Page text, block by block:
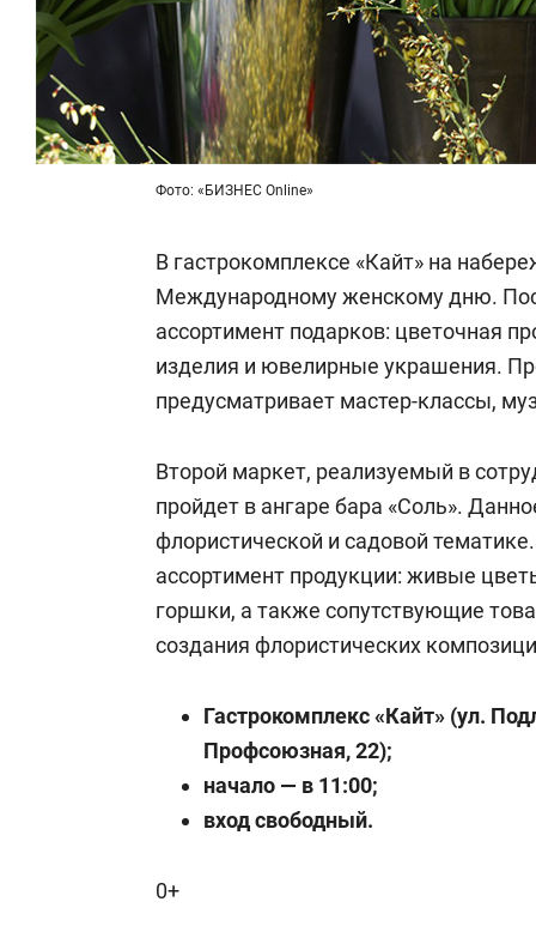
Фото: «БИЗНЕС Online»
В гастрокомплексе «Кайт» на
Международному женскому дню.
ассортимент подарков: цветочная
изделия и ювелирные украшения.
предусматривает мастер-классы,
Второй маркет, реализуемый в
пройдет в ангаре бара «Соль».
флористической и садовой
ассортимент продукции: живые
горшки, а также сопутствующие
создания флористических
Гастрокомплекс «Кайт» (ул.
Профсоюзная, 22);
начало — в 11:00;
вход свободный.
0+